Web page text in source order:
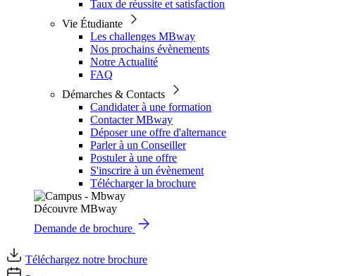
Taux de réussite et satisfaction
Vie Étudiante
Les challenges MBway
Nos prochains évènements
Notre Actualité
FAQ
Démarches & Contacts
Candidater à une formation
Contacter MBway
Déposer une offre d'alternance
Parler à un Conseiller
Postuler à une offre
S'inscrire à un évènement
Télécharger la brochure
Découvre MBway
Demande de brochure
Téléchargez notre brochure